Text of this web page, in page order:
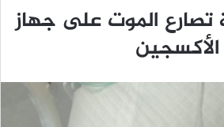
تصارع الموت على جهاز
الأكسجين